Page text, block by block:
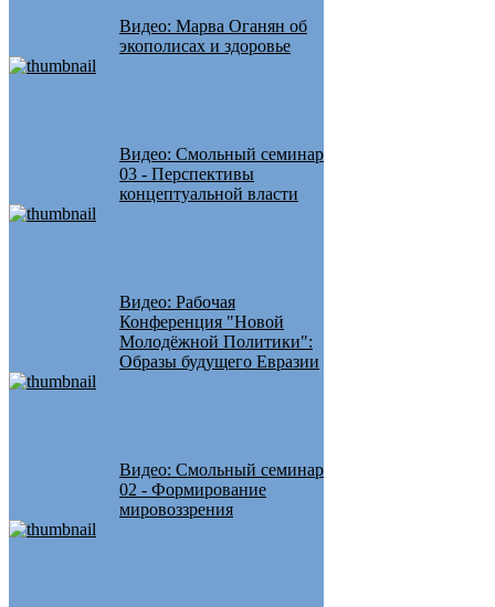
Видео: Марва Оганян об
экополисах и здоровье
Видео: Смольный семинар
03 - Перспективы
концептуальной власти
Видео: Рабочая
Конференция "Новой
Молодёжной Политики":
Образы будущего Евразии
Видео: Смольный семинар
02 - Формирование
мировоззрения